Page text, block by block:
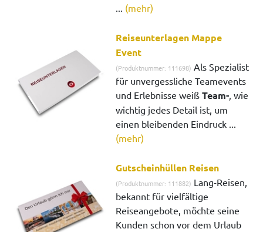
... (mehr)
Reiseunterlagen Mappe
Event
(Produktnummer: 111698) Als Spezialist
für unvergessliche Teamevents
und Erlebnisse weißTeam-, wie
wichtig jedes Detail ist, um
einen bleibenden Eindruck ...
(mehr)
Gutscheinhüllen Reisen
(Produktnummer: 111882) Lang-Reisen,
bekannt für vielfältige
Reiseangebote, möchte seine
Kunden schon vor dem Urlaub